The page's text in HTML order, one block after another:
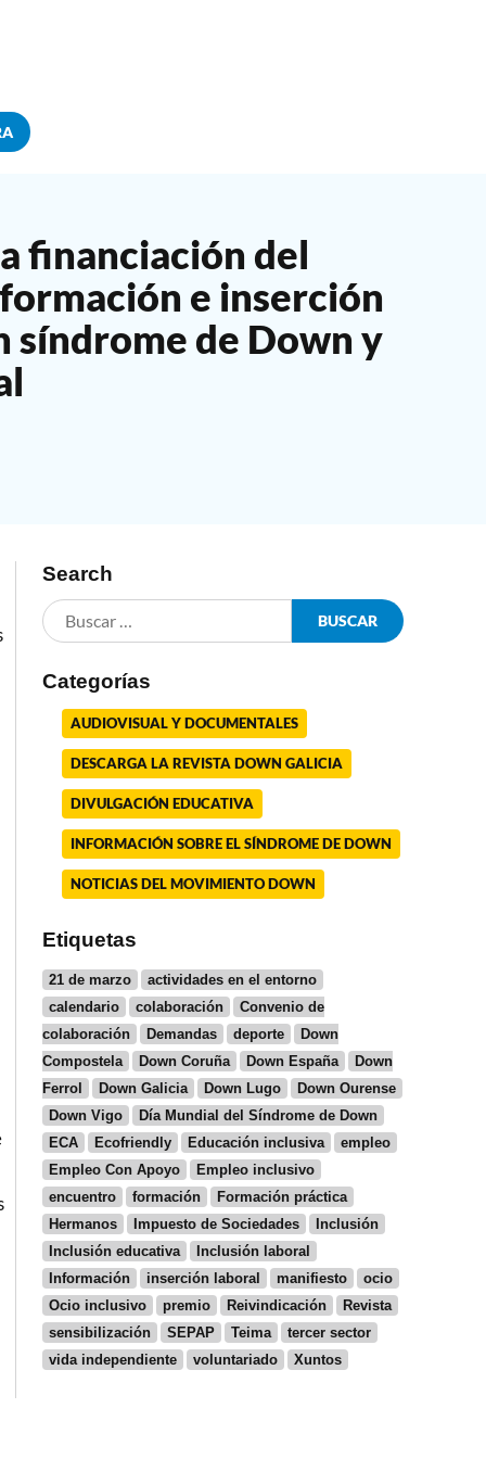
financiación del
e inserción
síndrome de Down y
Search
Categorías
AUDIOVISUAL Y DOCUMENTALES
DESCARGA LA REVISTA DOWN GALICIA
DIVULGACIÓN EDUCATIVA
INFORMACIÓN SOBRE EL SÍNDROME DE DOWN
NOTICIAS DEL MOVIMIENTO DOWN
Etiquetas
21 de marzo
actividades en el entorno
calendario
colaboración
Convenio de
colaboración
Demandas deporte
Down
Compostela
Down Coruña Down España
Down
Ferrol
Down Galicia Down Lugo
Down Ourense
Down Vigo
Día Mundial del Síndrome de Down
ECA
Ecofriendly Educación inclusiva
empleo
Empleo Con Apoyo
Empleo inclusivo
encuentro
formación
Formación práctica
Hermanos
Impuesto de Sociedades
Inclusión
Inclusión educativa
Inclusión laboral
Información
inserción laboral manifiesto
ocio
Ocio inclusivo
premio Reivindicación
Revista
sensibilización
SEPAP Teima
tercer sector
vida independiente
voluntariado Xuntos